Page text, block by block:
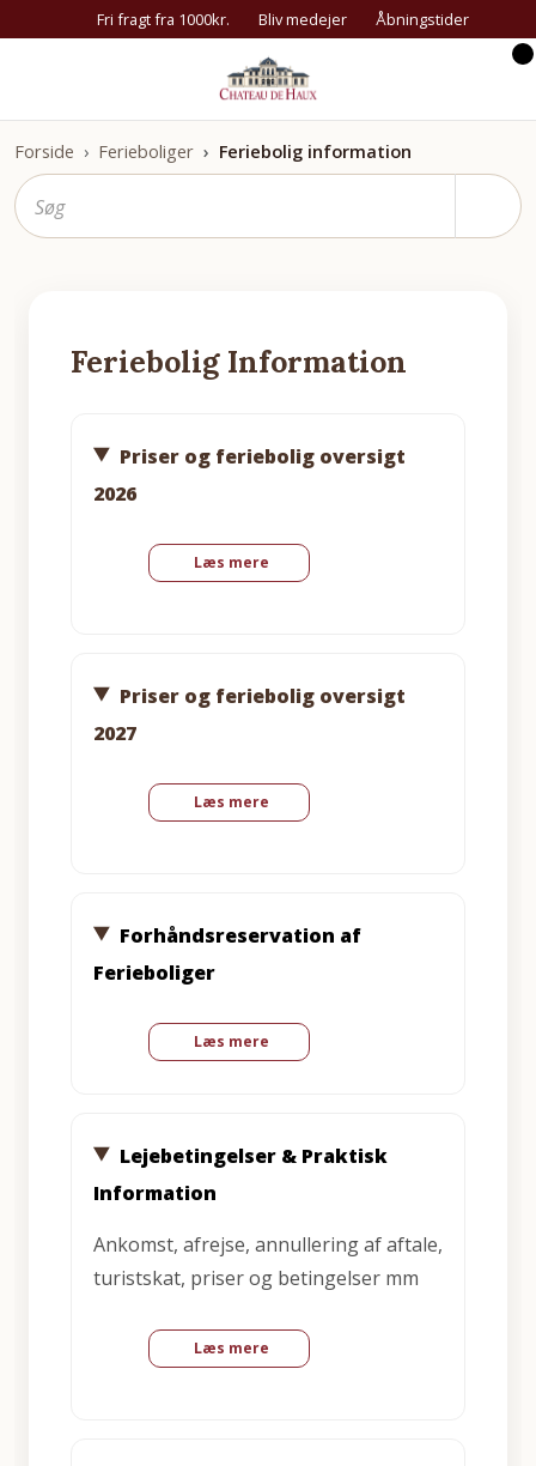
Fri fragt fra 1000kr. Bliv medejer Åbningstider
Forside Ferieboliger Feriebolig information
Feriebolig Information
Priser og feriebolig oversigt
2026
Læs mere
Priser og feriebolig oversigt
2027
Læs mere
Forhåndsreservation af
Ferieboliger
Læs mere
Lejebetingelser & Praktisk
Information
Ankomst, afrejse, annullering af aftale,
turistskat, priser og betingelser mm
Læs mere